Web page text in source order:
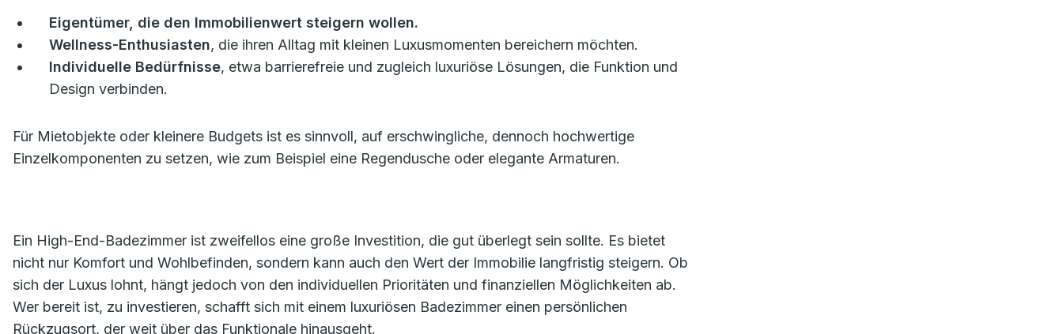
Eigentümer, die den Immobilienwert steigern wollen.
Wellness-Enthusiasten, die ihren Alltag mit kleinen Luxusmomenten bereichern möchten.
Individuelle Bedürfnisse, etwa barrierefreie und zugleich luxuriöse Lösungen, die Funktion und
Design verbinden.
Für Mietobjekte oder kleinere Budgets ist es sinnvoll, auf erschwingliche, dennoch hochwertige
Einzelkomponenten zu setzen, wie zum Beispiel eine Regendusche oder elegante Armaturen.
Ein High-End-Badezimmer ist zweifellos eine große Investition, die gut überlegt sein sollte. Es bietet
nicht nur Komfort und Wohlbefinden, sondern kann auch den Wert der Immobilie langfristig steigern. Ob
sich der Luxus lohnt, hängt jedoch von den individuellen Prioritäten und finanziellen Möglichkeiten ab.
Wer bereit ist, zu investieren, schafft sich mit einem luxuriösen Badezimmer einen persönlichen
Rückzugsort, der weit über das Funktionale hinausgeht.